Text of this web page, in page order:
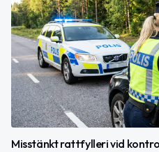
Misstänkt rattfylleri vid